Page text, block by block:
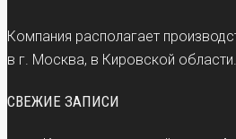
Компания располагает
в г. Москва, в Кировской области.
СВЕЖИЕ ЗАПИСИ